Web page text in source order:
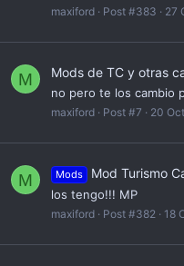
maxiford Post #383 27
M Mods de TC y otras
no pero te los cambio
maxiford Post #7 20
M Mods Mod Turismo
los tengo!!! MP
maxiford Post #382 18